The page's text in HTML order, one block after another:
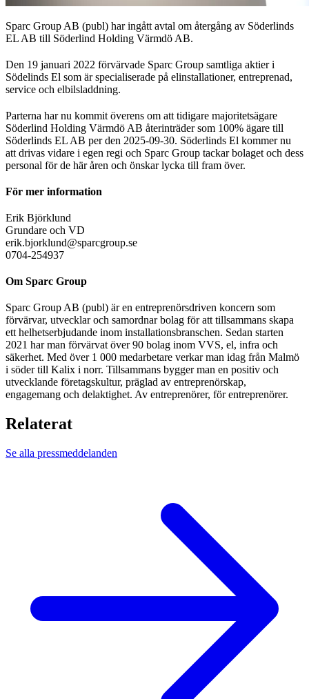
Sparc Group AB (publ) har ingått avtal om återgång av Söderlinds
EL AB till Söderlind Holding Värmdö AB.
Den 19 januari 2022 förvärvade Sparc Group samtliga aktier i
Södelinds El som är specialiserade på elinstallationer, entreprenad,
service och elbilsladdning.
Parterna har nu kommit överens om att tidigare majoritetsägare
Söderlind Holding Värmdö AB återinträder som 100% ägare till
Söderlinds EL AB per den 2025-09-30. Söderlinds El kommer nu
att drivas vidare i egen regi och Sparc Group tackar bolaget och dess
personal för de här åren och önskar lycka till fram över.
För mer information
Erik Björklund
Grundare och VD
erik.bjorklund@sparcgroup.se
0704-254937
Om Sparc Group
Sparc Group AB (publ) är en entreprenörsdriven koncern som
förvärvar, utvecklar och samordnar bolag för att tillsammans skapa
ett helhetserbjudande inom installationsbranschen. Sedan starten
2021 har man förvärvat över 90 bolag inom VVS, el, infra och
säkerhet. Med över 1 000 medarbetare verkar man idag från Malmö
i söder till Kalix i norr. Tillsammans bygger man en positiv och
utvecklande företagskultur, präglad av entreprenörskap,
engagemang och delaktighet. Av entreprenörer, för entreprenörer.
Relaterat
Se alla pressmeddelanden